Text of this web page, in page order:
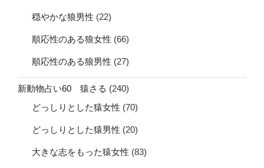
穏やかな狼男性 (22)
順応性のある狼女性 (66)
順応性のある狼男性 (27)
新動物占い60 猿さる (240)
どっしりとした猿女性 (70)
どっしりとした猿男性 (20)
大きな志をもった猿女性 (83)